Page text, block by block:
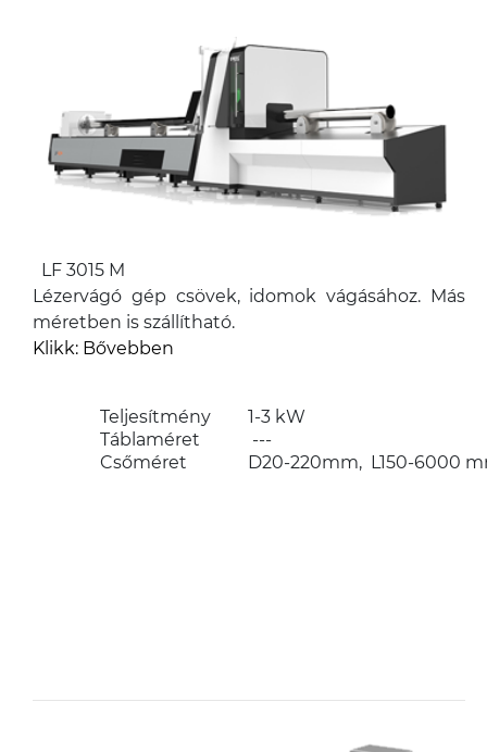
LF 3015 M
Lézervágó gép csövek, idomok vágásához. Más
méretben is szállítható.
Klikk: Bővebben
Teljesítmény
1-3 kW
Táblaméret
---
Csőméret
D20-220mm, L150-6000